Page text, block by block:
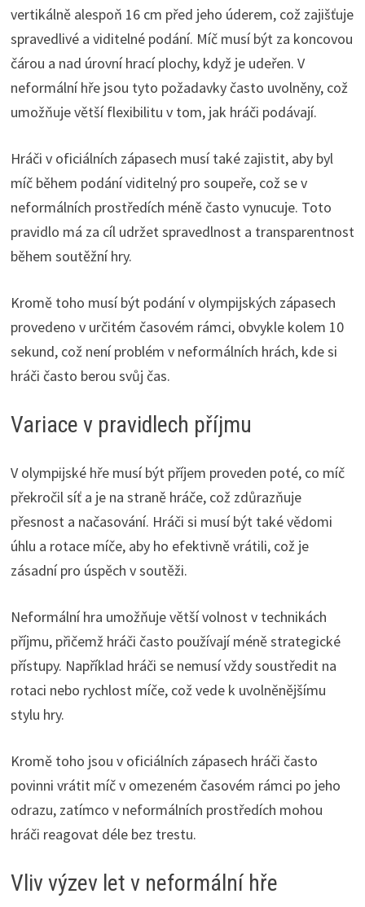
vertikálně alespoň 16 cm před jeho úderem, což zajišťuje
spravedlivé a viditelné podání. Míč musí být za koncovou
čárou a nad úrovní hrací plochy, když je udeřen. V
neformální hře jsou tyto požadavky často uvolněny, což
umožňuje větší flexibilitu v tom, jak hráči podávají.
Hráči v oficiálních zápasech musí také zajistit, aby byl
míč během podání viditelný pro soupeře, což se v
neformálních prostředích méně často vynucuje. Toto
pravidlo má za cíl udržet spravedlnost a transparentnost
během soutěžní hry.
Kromě toho musí být podání v olympijských zápasech
provedeno v určitém časovém rámci, obvykle kolem 10
sekund, což není problém v neformálních hrách, kde si
hráči často berou svůj čas.
Variace v pravidlech příjmu
V olympijské hře musí být příjem proveden poté, co míč
překročil síť a je na straně hráče, což zdůrazňuje
přesnost a načasování. Hráči si musí být také vědomi
úhlu a rotace míče, aby ho efektivně vrátili, což je
zásadní pro úspěch v soutěži.
Neformální hra umožňuje větší volnost v technikách
příjmu, přičemž hráči často používají méně strategické
přístupy. Například hráči se nemusí vždy soustředit na
rotaci nebo rychlost míče, což vede k uvolněnějšímu
stylu hry.
Kromě toho jsou v oficiálních zápasech hráči často
povinni vrátit míč v omezeném časovém rámci po jeho
odrazu, zatímco v neformálních prostředích mohou
hráči reagovat déle bez trestu.
Vliv výzev let v neformální hře